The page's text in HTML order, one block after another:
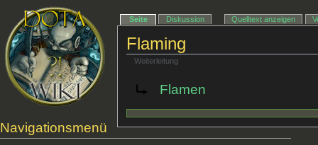
Flaming
Weiterleitung
Flamen
Navigationsmenü
Seite Diskussion Quelltext anzeigen